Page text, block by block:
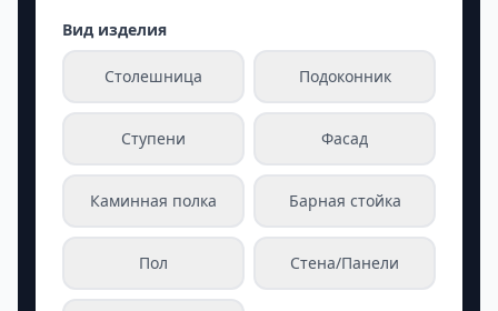
Вид изделия
Столешница Подоконник
Ступени Фасад
Каминная полка Барная стойка
Пол Стена/Панели